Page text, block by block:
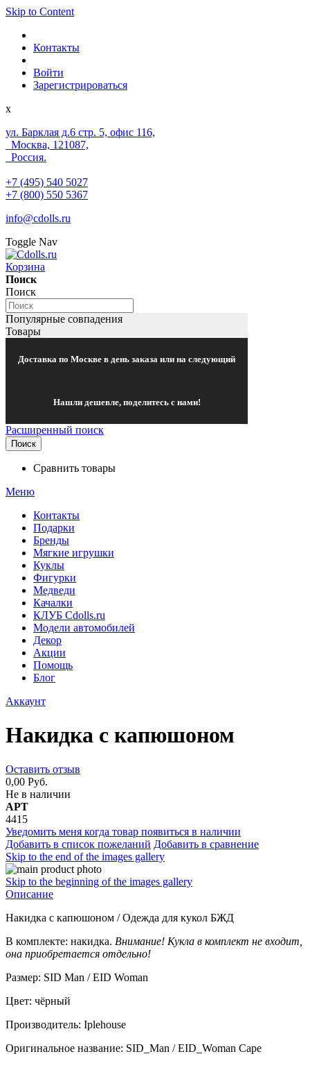
Skip to Content
Контакты
Войти
Зарегистрироваться
x
ул. Барклая д.6 стр. 5, офис 116,
Москва, 121087,
Россия.
+7 (495) 540 5027
+7 (800) 550 5367
info@cdolls.ru
Toggle Nav
Корзина
Поиск
Поиск
Популярные совпадения
Товары
Доставка по Москве в день заказа или на следующий
Нашли дешевле, поделитесь с нами!
Расширенный поиск
Поиск
Сравнить товары
Меню
Контакты
Подарки
Бренды
Мягкие игрушки
Куклы
Фигурки
Медведи
Качалки
КЛУБ Cdolls.ru
Модели автомобилей
Декор
Акции
Помощь
Блог
Аккаунт
Накидка с капюшоном
Оставить отзыв
0,00 Руб.
Не в наличии
АРТ
4415
Уведомить меня когда товар появиться в наличии
Добавить в список пожеланий Добавить в сравнение
Skip to the end of the images gallery
Skip to the beginning of the images gallery
Описание
Накидка с капюшоном / Одежда для кукол БЖД
В комплекте: накидка. Внимание! Кукла в комплект не входит,
она приобретается отдельно!
Размер: SID Man / EID Woman
Цвет: чёрный
Производитель: Iplehouse
Оригинальное название: SID_Man / EID_Woman Cape